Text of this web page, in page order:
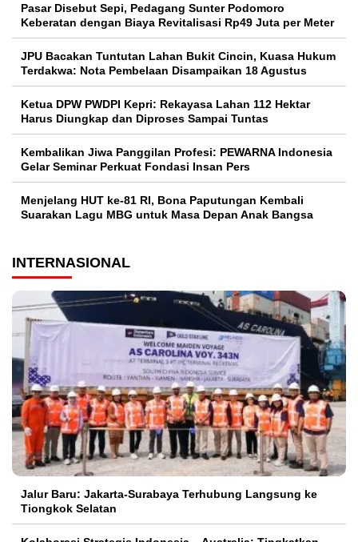
Pasar Disebut Sepi, Pedagang Sunter Podomoro
Keberatan dengan Biaya Revitalisasi Rp49 Juta per Meter
JPU Bacakan Tuntutan Lahan Bukit Cincin, Kuasa Hukum
Terdakwa: Nota Pembelaan Disampaikan 18 Agustus
Ketua DPW PWDPI Kepri: Rekayasa Lahan 112 Hektar
Harus Diungkap dan Diproses Sampai Tuntas
Kembalikan Jiwa Panggilan Profesi: PEWARNA Indonesia
Gelar Seminar Perkuat Fondasi Insan Pers
Menjelang HUT ke-81 RI, Bona Paputungan Kembali
Suarakan Lagu MBG untuk Masa Depan Anak Bangsa
INTERNASIONAL
Jalur Baru: Jakarta-Surabaya Terhubung Langsung ke
Tiongkok Selatan